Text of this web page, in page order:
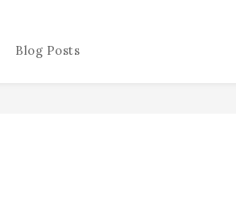
Blog Posts